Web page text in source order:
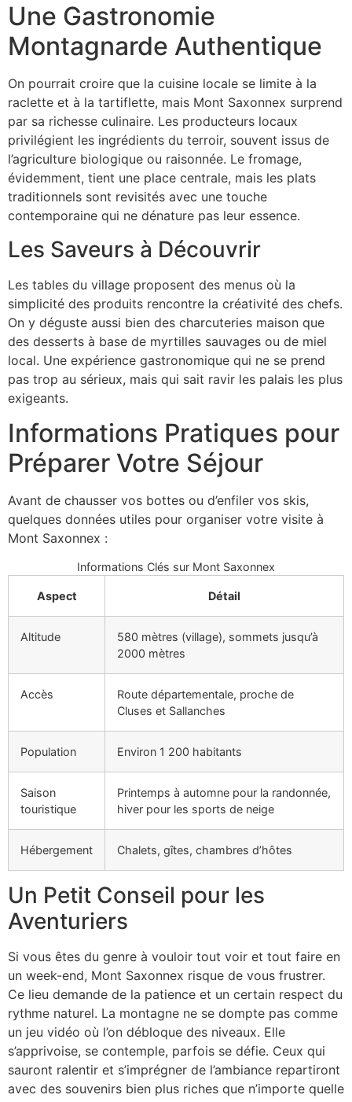
Une Gastronomie
Montagnarde Authentique
On pourrait croire que la cuisine locale se limite à la
raclette et à la tartiflette, mais Mont Saxonnex surprend
par sa richesse culinaire. Les producteurs locaux
privilégient les ingrédients du terroir, souvent issus de
l’agriculture biologique ou raisonnée. Le fromage,
évidemment, tient une place centrale, mais les plats
traditionnels sont revisités avec une touche
contemporaine qui ne dénature pas leur essence.
Les Saveurs à Découvrir
Les tables du village proposent des menus où la
simplicité des produits rencontre la créativité des chefs.
On y déguste aussi bien des charcuteries maison que
des desserts à base de myrtilles sauvages ou de miel
local. Une expérience gastronomique qui ne se prend
pas trop au sérieux, mais qui sait ravir les palais les plus
exigeants.
Informations Pratiques pour
Préparer Votre Séjour
Avant de chausser vos bottes ou d’enfiler vos skis,
quelques données utiles pour organiser votre visite à
Mont Saxonnex :
Informations Clés sur Mont Saxonnex
Aspect Détail
Altitude
580 mètres (village), sommets jusqu’à
2000 mètres
Accès
Route départementale, proche de
Cluses et Sallanches
Population Environ 1 200 habitants
Saison
touristique
Printemps à automne pour la randonnée,
hiver pour les sports de neige
Hébergement Chalets, gîtes, chambres d’hôtes
Un Petit Conseil pour les
Aventuriers
Si vous êtes du genre à vouloir tout voir et tout faire en
un week-end, Mont Saxonnex risque de vous frustrer.
Ce lieu demande de la patience et un certain respect du
rythme naturel. La montagne ne se dompte pas comme
un jeu vidéo où l’on débloque des niveaux. Elle
s’apprivoise, se contemple, parfois se défie. Ceux qui
sauront ralentir et s’imprégner de l’ambiance repartiront
avec des souvenirs bien plus riches que n’importe quelle